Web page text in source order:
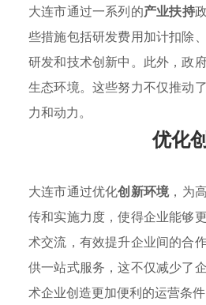
大连市通过一系列的产业扶持
些措施包括研发费用加计扣除
研发和技术创新中。此外，政
生态环境。这些努力不仅推动
力和动力。
优化
大连市通过优化创新环境，为
传和实施力度，使得企业能够
术交流，有效提升企业间的合
供一站式服务，这不仅减少了
术企业创造更加便利的运营条